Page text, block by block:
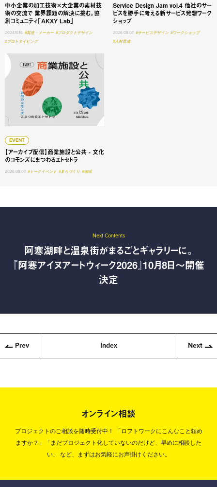
中小企業の加工技術×大企業の素材技
術の交流で 業界課題の解決に挑む。協
創コミュニティ「AKXY Lab」
2024.10.16 #製造・メーカー #プロダクトデザイン
#プロトタイピング
Service Design Jam vol.4 他社のサー
ビスを勝手に考える新サービス発想ワーク
ショップ
2026.08.07 #サービスデザイン #ワークショップ
#人材育成
EVENT
【アーカイブ配信】商業施設と公共 - 文化
のコモンズにまつわるエトセトラ
2026.08.07 #トークイベント #まちづくり #地域
【アーカイブ配信】商業施設と公共 - 文化のコモンズにまつ
Next Contents
阿寒湖畔と温泉街がまるごとギャラリーに。
『阿寒アイヌアートウィーク2026』10月8日〜開催
決定
Prev Index Next
オンライン相談
プロジェクトのご相談を随時受付中！
「ロフトワークにこんなこと頼め
ますか？」「まだプロジェクト化していないのだけど、早めに相談した
い」
など、まずはお気軽にお声掛けください。